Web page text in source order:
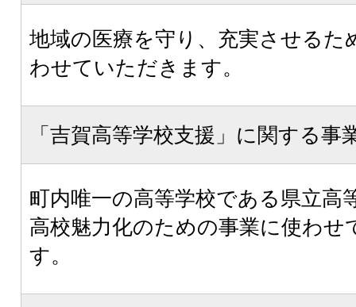
地域の医療を守り、充実させるた
わせていただきます。
「吉賀高等学校支援」に関する事
町内唯一の高等学校である県立高
高校魅力化のための事業に使わせ
す。